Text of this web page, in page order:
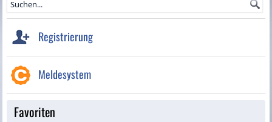
Registrierung
Meldesystem
Favoriten